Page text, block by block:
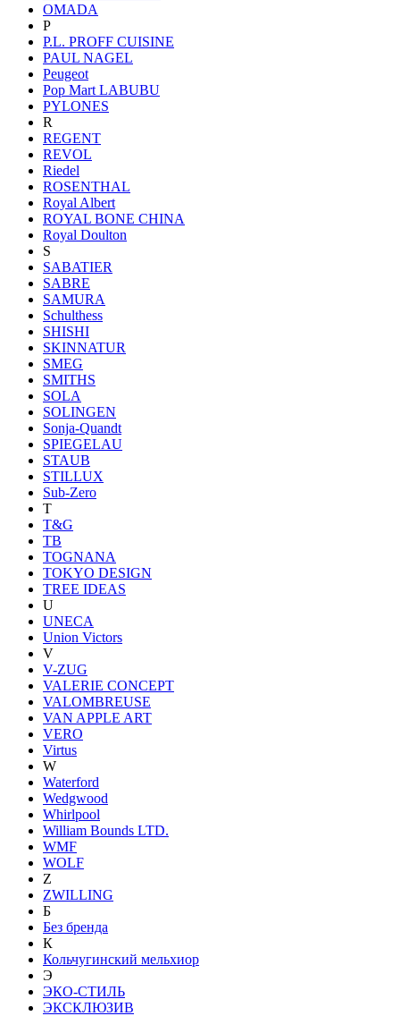
OMADA
P
P.L. PROFF CUISINE
PAUL NAGEL
Peugeot
Pop Mart LABUBU
PYLONES
R
REGENT
REVOL
Riedel
ROSENTHAL
Royal Albert
ROYAL BONE CHINA
Royal Doulton
S
SABATIER
SABRE
SAMURA
Schulthess
SHISHI
SKINNATUR
SMEG
SMITHS
SOLA
SOLINGEN
Sonja-Quandt
SPIEGELAU
STAUB
STILLUX
Sub-Zero
T
T&G
TB
TOGNANA
TOKYO DESIGN
TREE IDEAS
U
UNECA
Union Victors
V
V-ZUG
VALERIE CONCEPT
VALOMBREUSE
VAN APPLE ART
VERO
Virtus
W
Waterford
Wedgwood
Whirlpool
William Bounds LTD.
WMF
WOLF
Z
ZWILLING
Б
Без бренда
К
Кольчугинский мельхиор
Э
ЭКО-СТИЛЬ
ЭКСКЛЮЗИВ